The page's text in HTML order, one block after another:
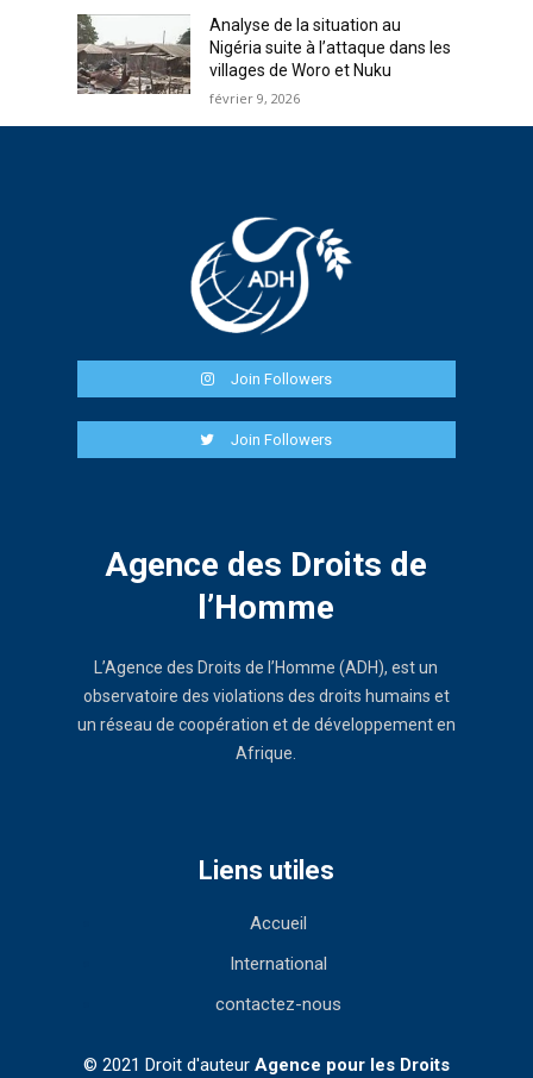
Analyse de la situation au
Nigéria suite à l’attaque dans les
villages de Woro et Nuku
février 9, 2026
Join Followers
Join Followers
Agence des Droits de
l’Homme
L’Agence des Droits de l’Homme (ADH), est un
observatoire des violations des droits humains et
un réseau de coopération et de développement en
Afrique.
Liens utiles
Accueil
International
contactez-nous
© 2021 Droit d'auteur Agence pour les Droits